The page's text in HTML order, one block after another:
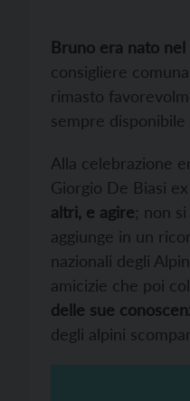
Bruno era nato nel
consigliere
rimasto
sempre disponibile
Alla celebrazione
Giorgio De Biasi
altri, e agire; non
aggiunge in un
nazionali degli
amicizie che poi
delle sue
degli alpini